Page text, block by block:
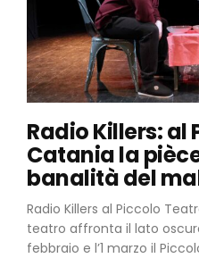
Radio Killers: al
Catania la
banalità del
Radio Killers al Piccolo
teatro affronta il lato
febbraio e l’1 marzo il